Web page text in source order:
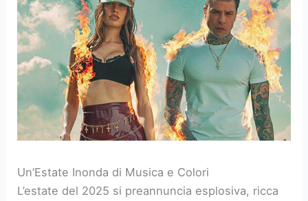
Un’Estate Inonda di Musica e Colori
L’estate del 2025 si preannuncia esplosiva, ricca